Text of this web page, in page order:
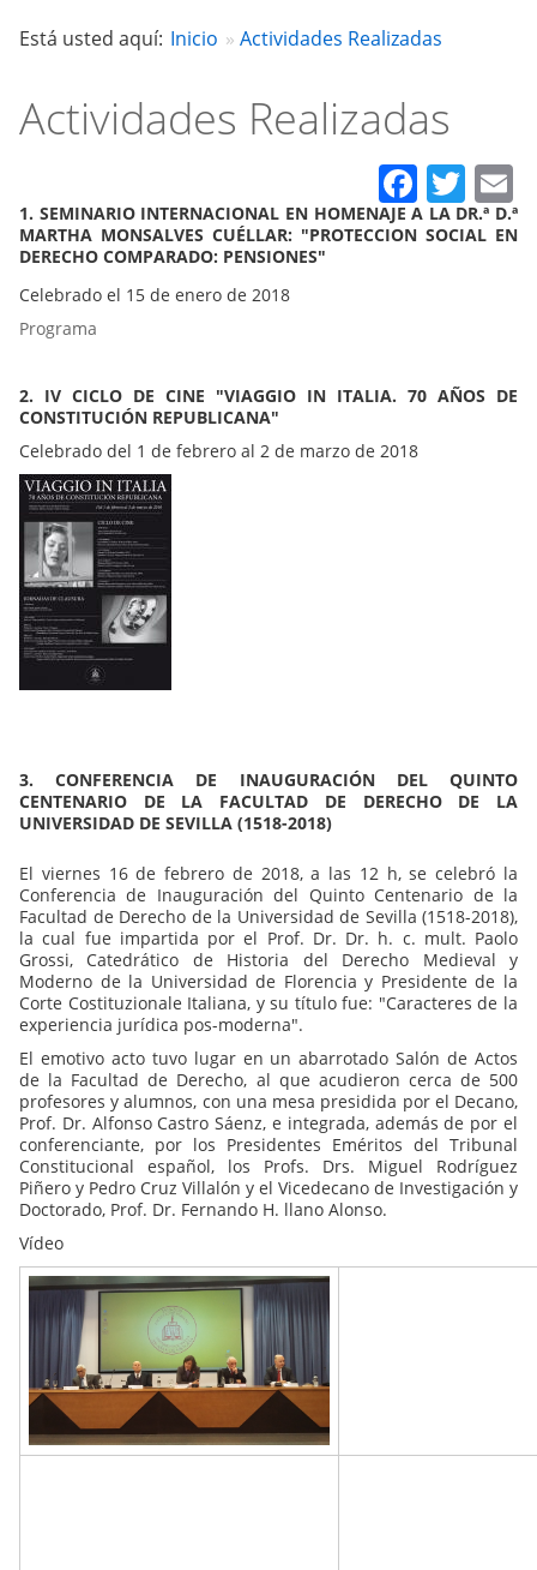
Está usted aquí: Inicio Actividades Realizadas
Actividades Realizadas
1. SEMINARIO INTERNACIONAL EN HOMENAJE A LA DR.ª D.ª
MARTHA MONSALVES CUÉLLAR: "PROTECCION SOCIAL EN
DERECHO COMPARADO: PENSIONES"
Celebrado el 15 de enero de 2018
Programa
2. IV CICLO DE CINE "VIAGGIO IN ITALIA. 70 AÑOS DE
CONSTITUCIÓN REPUBLICANA"
Celebrado del 1 de febrero al 2 de marzo de 2018
3. CONFERENCIA DE INAUGURACIÓN DEL QUINTO
CENTENARIO DE LA FACULTAD DE DERECHO DE LA
UNIVERSIDAD DE SEVILLA (1518-2018)
El viernes 16 de febrero de 2018, a las 12 h, se celebró la
Conferencia de Inauguración del Quinto Centenario de la
Facultad de Derecho de la Universidad de Sevilla (1518-2018),
la cual fue impartida por el Prof. Dr. Dr. h. c. mult. Paolo
Grossi, Catedrático de Historia del Derecho Medieval y
Moderno de la Universidad de Florencia y Presidente de la
Corte Costituzionale Italiana, y su título fue: "Caracteres de la
experiencia jurídica pos-moderna".
El emotivo acto tuvo lugar en un abarrotado Salón de Actos
de la Facultad de Derecho, al que acudieron cerca de 500
profesores y alumnos, con una mesa presidida por el Decano,
Prof. Dr. Alfonso Castro Sáenz, e integrada, además de por el
conferenciante, por los Presidentes Eméritos del Tribunal
Constitucional español, los Profs. Drs. Miguel Rodríguez
Piñero y Pedro Cruz Villalón y el Vicedecano de Investigación y
Doctorado, Prof. Dr. Fernando H. llano Alonso.
Vídeo